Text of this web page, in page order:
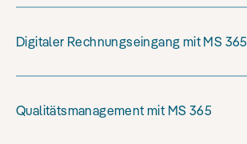
Digitaler Rechnungseingang mit MS 365
Qualitätsmanagement mit MS 365